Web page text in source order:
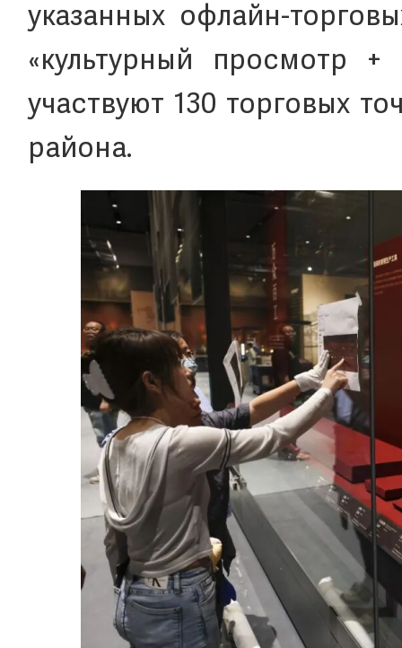
указанных офлайн-
«культурный просмотр
участвуют 130 торговых
района.